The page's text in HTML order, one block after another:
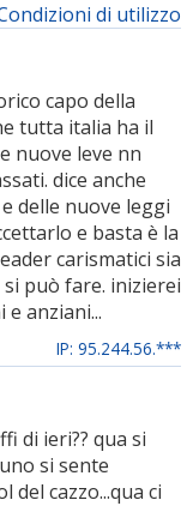
di utilizzo
capo della
tutta italia ha il
nuove leve nn
dice anche
delle nuove leggi
e basta è la
carismatici sia
può fare. inizierei
anziani...
IP: 95.244.56.***
di ieri?? qua si
si sente
cazzo...qua ci